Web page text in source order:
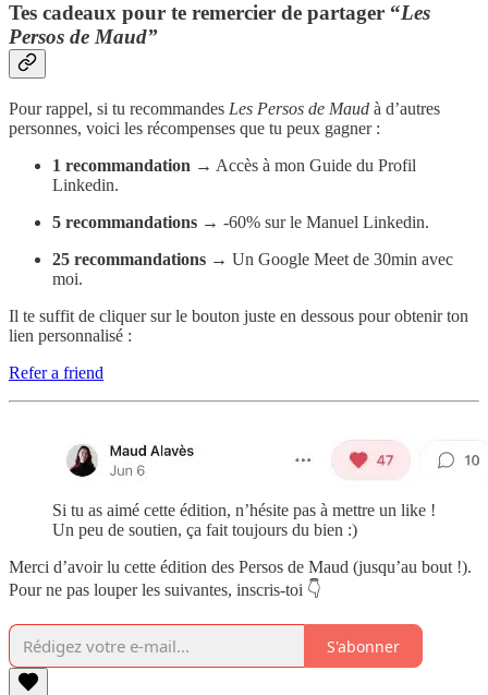
Tes cadeaux pour te remercier de partager “Les
Persos de Maud”
Pour rappel, si tu recommandes Les Persos de Maud à d’autres
personnes, voici les récompenses que tu peux gagner :
1 recommandation → Accès à mon Guide du Profil
Linkedin.
5 recommandations → -60% sur le Manuel Linkedin.
25 recommandations → Un Google Meet de 30min avec
moi.
Il te suffit de cliquer sur le bouton juste en dessous pour obtenir ton
lien personnalisé :
Refer a friend
Si tu as aimé cette édition, n’hésite pas à mettre un like !
Un peu de soutien, ça fait toujours du bien :)
Merci d’avoir lu cette édition des Persos de Maud (jusqu’au bout !).
Pour ne pas louper les suivantes, inscris-toi 👇
S'abonner